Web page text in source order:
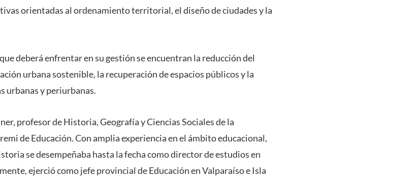
orientadas al ordenamiento territorial, el diseño de ciudades y la
deberá enfrentar en su gestión se encuentran la reducción del
urbana sostenible, la recuperación de espacios públicos y la
urbanas y periurbanas.
profesor de Historia, Geografía y Ciencias Sociales de la
de Educación. Con amplia experiencia en el ámbito educacional,
se desempeñaba hasta la fecha como director de estudios en
ejerció como jefe provincial de Educación en Valparaíso e Isla